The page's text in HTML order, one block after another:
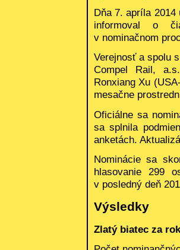
Dňa 7. apríla
informoval o
v nominačnom
Verejnosť a spolu
Compel Rail,
Ronxiang Xu
mesačne
Oficiálne sa
sa splnila
anketách.
Nominácie sa
hlasovanie 299
v posledný deň
Výsledky
Zlatý biatec za